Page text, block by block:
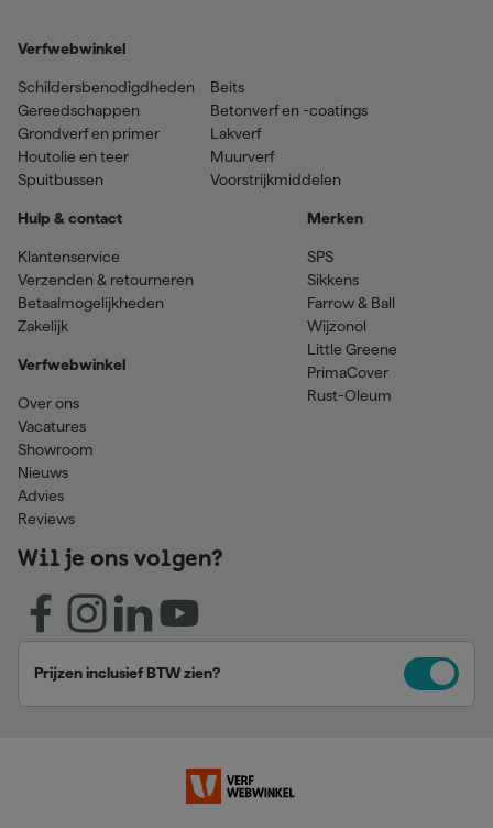
Verfwebwinkel
Schildersbenodigdheden
Gereedschappen
Grondverf en primer
Houtolie en teer
Spuitbussen
Beits
Betonverf en -coatings
Lakverf
Muurverf
Voorstrijkmiddelen
Hulp & contact
Klantenservice
Verzenden & retourneren
Betaalmogelijkheden
Zakelijk
Verfwebwinkel
Over ons
Vacatures
Showroom
Nieuws
Advies
Reviews
Merken
SPS
Sikkens
Farrow & Ball
Wijzonol
Little Greene
PrimaCover
Rust-Oleum
Wil je ons volgen?
Prijzen inclusief BTW zien?